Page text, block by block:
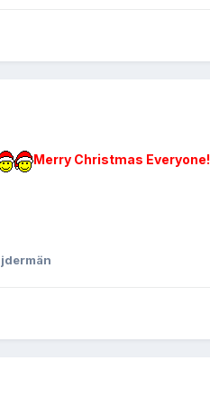
Merry Christmas Everyone!